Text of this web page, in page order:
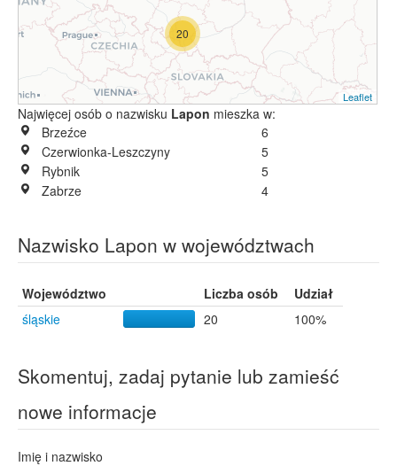
20
Leaflet
Najwięcej osób o nazwisku Lapon mieszka w:
Brzeźce
6
Czerwionka-Leszczyny
5
Rybnik
5
Zabrze
4
Nazwisko Lapon w województwach
Województwo Liczba osób
Udział
śląskie
20 100%
Skomentuj, zadaj pytanie lub zamieść
nowe informacje
Imię i nazwisko